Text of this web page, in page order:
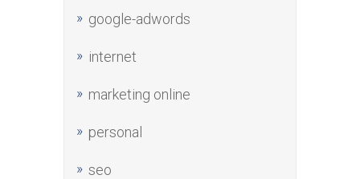
google-adwords
internet
marketing online
personal
seo